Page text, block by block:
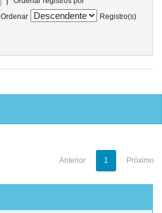
Ordenar
Registro(s)
Anterior 1 Próximo